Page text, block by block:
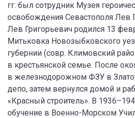
гг. был сотрудник Музея
освобождения Севастополя Лев
Лев Григорьевич родился 13
Митьковка Новозыбковского
губернии (совр. Климовский
в крестьянской семье. После
в железнодорожном ФЗУ в
депо, затем вернулся домой и
«Красный строитель». В
обучение в Военно-Морском